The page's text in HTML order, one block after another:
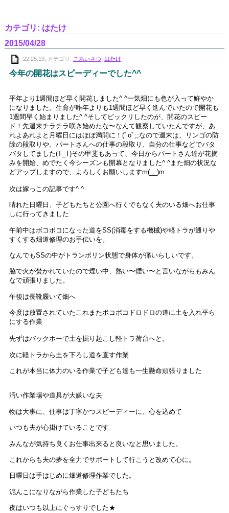
カテゴリ: はたけ
2015/04/28
22:25:19, カテゴリ: ごあいさつ はたけ
今年の開花はスピーディーでした^^
平年より1週間ほど早く開花しました^ ^一気畑にも色が入って鮮やか
になりました。生育が昨年よりも1週間ほど早く進んでいたので開花も
1週間早く始まりました^ ^そしてビックリしたのが、開花のスピー
ド！先週末チラチラ咲き始めたな〜なんて観察していたんですが、あ
れよあれよと月曜日にはほぼ満開に！(ﾟoﾟ;;なので週末は、リンゴの防
除の段取りや、パートさんへの仕事の段取り、自分の仕事などでバタ
バタしてました(T_T)その甲斐もあって、今日からパートさん達が花摘
みを開始、めでたく今シーズンも開幕となりました^ ^また畑の状況な
どアップしますので、よろしくお願いしますm(__)m
次は嫁っこの記事です^ ^
晴れた日曜日、子どもたちと公園へ行くでもなく夫のいる畑へお仕事
しに行ってきました
午前中はボコボコになった道をSS(消毒をする機械)や軽トラが通りや
すくする畑道修理のお手伝いを。
なんでもSSの中がトランポリン状態で身体が痛いらしいです。
脇で火が焚かれていたので煙い中、熱い〜煙い〜と言いながらもみん
なで頑張りました。
午後は長靴履いて畑へ
今度は放置されていたこれまたボコボコドロドロの道に土を入れ平ら
にする作業
先ずはバックホーで土を掘り起こし軽トラ荷台へと。
次に軽トラから土を下ろし道を直す作業
これが本当に体力のいる作業で子ども達も一生懸命頑張りました
汚い作業場や道具が大嫌いな夫
物は大事に、仕事は丁寧かつスピーディーに、心を込めて
いつも夫が心掛けていることです
みんなが気持ち良くお仕事出来ると良いなと思いました。
これからも夫の夢を全力でサポートして行こうと改めて心に。
日曜日は手はじめに畑道修理作業でした。
泥んこになりながら作業した子どもたち
夜はいつも以上にぐっすりでした★